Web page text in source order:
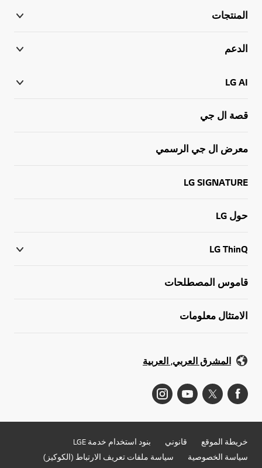
المنتجات
الدعم
LG AI
قصة ال جي
معرض ال جي الرسمي
LG SIGNATURE
حول LG
LG ThinQ
قاموس المصطلحات
الامتثال معلومات
المشرق العربي, العربية
خريطة الموقع قانوني
بنود استخدام خدمة LGE
سياسة الخصوصية
سياسة ملفات تعريف الارتباط (الكوكيز)